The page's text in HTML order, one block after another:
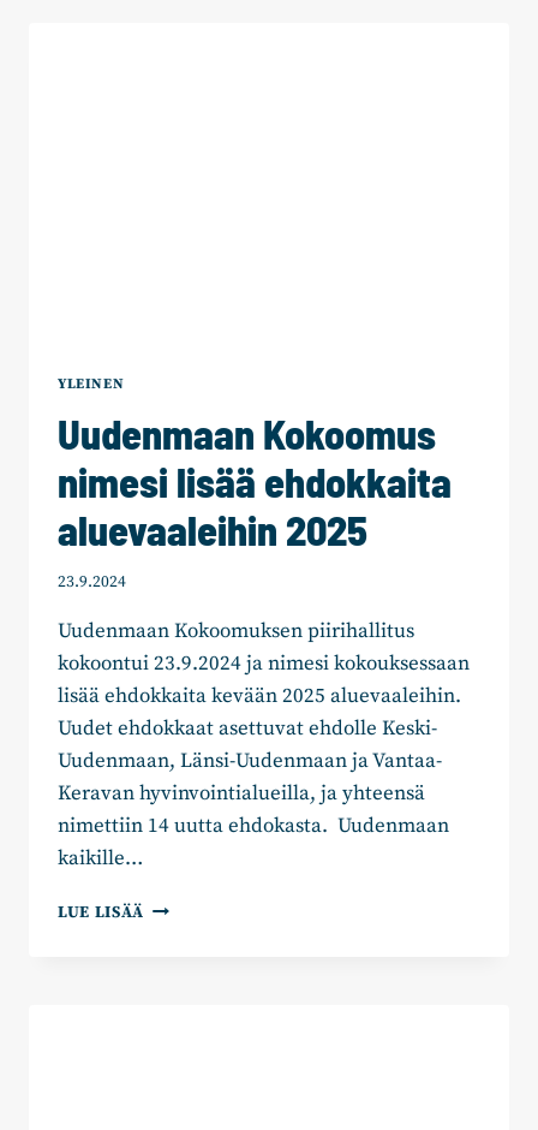
YLEINEN
Uudenmaan Kokoomus
nimesi lisää ehdokkaita
aluevaaleihin 2025
23.9.2024
Uudenmaan Kokoomuksen piirihallitus
kokoontui 23.9.2024 ja nimesi kokouksessaan
lisää ehdokkaita kevään 2025 aluevaaleihin.
Uudet ehdokkaat asettuvat ehdolle Keski-
Uudenmaan, Länsi-Uudenmaan ja Vantaa-
Keravan hyvinvointialueilla, ja yhteensä
nimettiin 14 uutta ehdokasta. Uudenmaan
kaikille…
LUE LISÄÄ UUDENMAAN